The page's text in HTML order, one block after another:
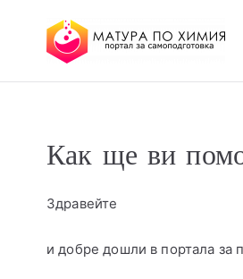
Как ще ви
Здравейте
и добре дошли в портала за